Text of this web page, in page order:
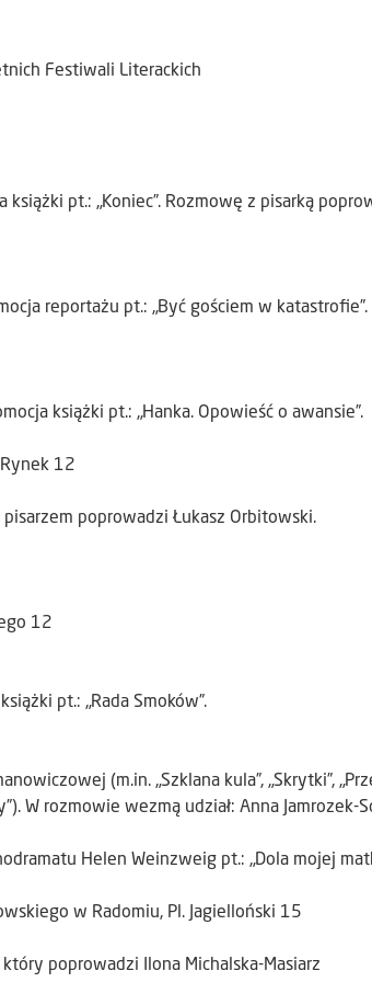
Festiwali Literackich
pt.: „Koniec”. Rozmowę z pisarką
reportażu pt.: „Być gościem w katastrofie”.
książki pt.: „Hanka. Opowieść o awansie”.
12
poprowadzi Łukasz Orbitowski.
12
pt.: „Rada Smoków”.
(m.in. „Szklana kula”, „Skrytki”,
W rozmowie wezmą udział: Anna Jamrozek-
Helen Weinzweig pt.: „Dola mojej
w Radomiu, Pl. Jagielloński 15
poprowadzi Ilona Michalska-Masiarz